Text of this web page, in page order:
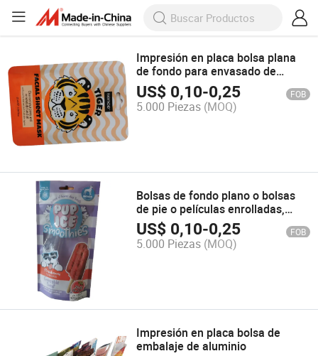
Impresión en placa bolsa plana
de fondo para envasado de
alimentos
US$ 0,10-0,25 FOB
5.000 Piezas (MOQ)
Bolsas de fondo plano o bolsas
de pie o películas enrolladas,
bolsa de sombreado ligero con
materiales de aluminio, producto
personalizado para empaquetado
US$ 0,10-0,25 FOB
5.000 Piezas (MOQ)
Impresión en placa bolsa de
embalaje de aluminio